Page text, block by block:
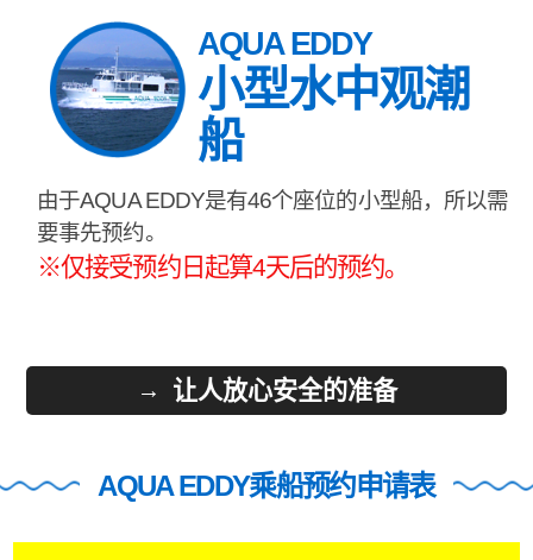
AQUA EDDY
小型水中观潮
船
由于AQUA EDDY是有46个座位的小型船，所以需
要事先预约。
※仅接受预约日起算4天后的预约。
让人放心安全的准备
AQUA EDDY乘船预约申请表